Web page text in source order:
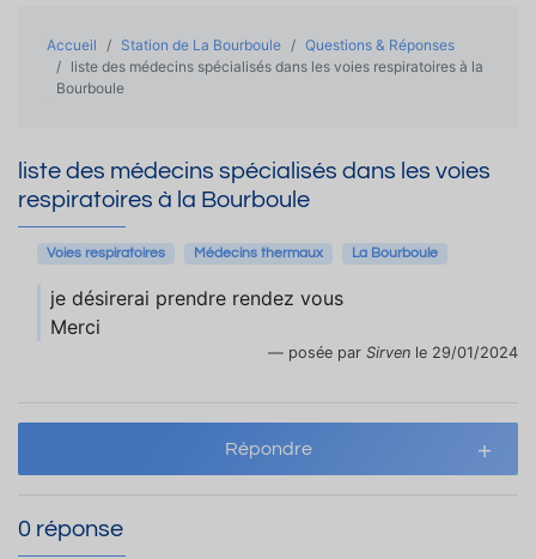
Accueil Station de La Bourboule
Questions & Réponses
liste des médecins spécialisés dans les voies respiratoires à la
Bourboule
liste des médecins spécialisés dans les voies
respiratoires à la Bourboule
Voies respiratoires Médecins thermaux La Bourboule
je désirerai prendre rendez vous
Merci
posée par Sirven le 29/01/2024
Répondre
0 réponse